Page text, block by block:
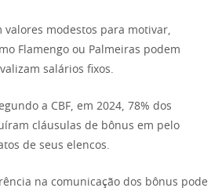
valores modestos para motivar,
Flamengo ou Palmeiras podem
salários fixos.
a CBF, em 2024, 78% dos
cláusulas de bônus em pelo
de seus elencos.
na comunicação dos bônus pode